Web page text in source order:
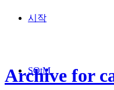
시작
SOtM
Archive for